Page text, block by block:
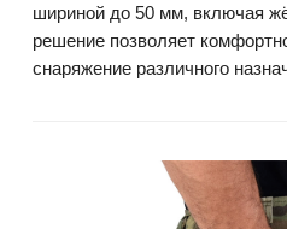
шириной до 50 мм, включая
решение позволяет
снаряжение различного